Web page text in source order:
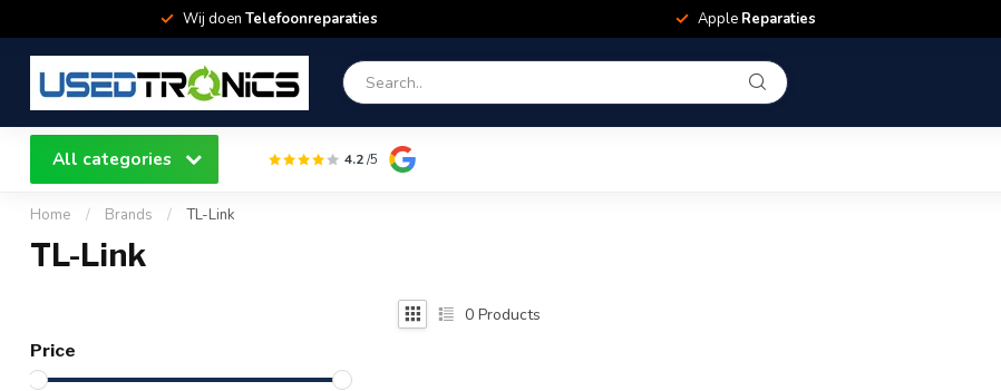
Wij doen Telefoonreparaties Apple Reparaties
All categories 4.2/5
Home / Brands / TL-Link
TL-Link
Price
0 Products